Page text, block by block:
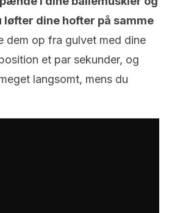
løfter dine hofter på samme
dem op fra gulvet med dine
et par sekunder, og
langsomt, mens du